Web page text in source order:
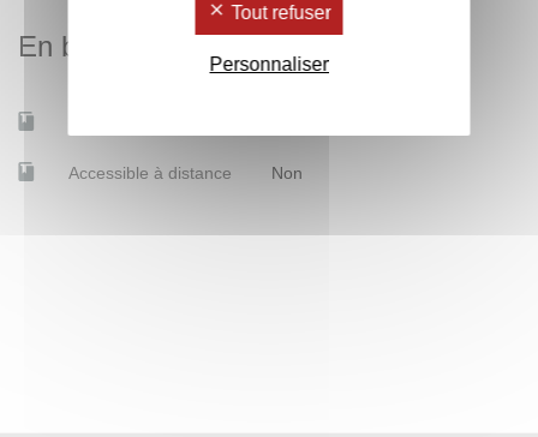
En bref
Accessible à distance Non
Tout refuser
Personnaliser